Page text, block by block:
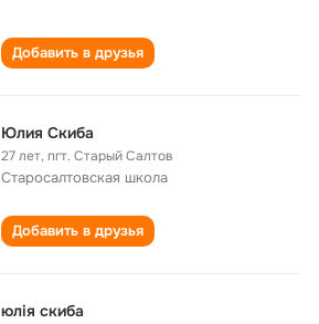
Добавить в друзья
Юлия Скиба
27 лет,пгт. Старый Салтов
Старосалтовская школа
Добавить в друзья
юлія скиба